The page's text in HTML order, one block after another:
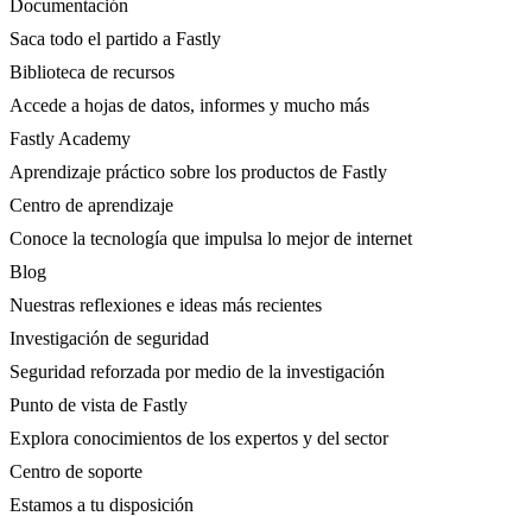
Documentación
Saca todo el partido a Fastly
Biblioteca de recursos
Accede a hojas de datos, informes y mucho más
Fastly Academy
Aprendizaje práctico sobre los productos de Fastly
Centro de aprendizaje
Conoce la tecnología que impulsa lo mejor de internet
Blog
Nuestras reflexiones e ideas más recientes
Investigación de seguridad
Seguridad reforzada por medio de la investigación
Punto de vista de Fastly
Explora conocimientos de los expertos y del sector
Centro de soporte
Estamos a tu disposición